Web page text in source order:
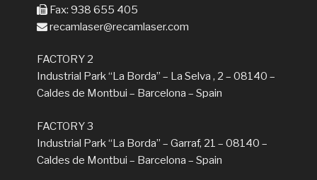
Fax: 938 655 405
recamlaser@recamlaser.com
FACTORY 2
Industrial Park “La Borda” – La Selva , 2 – 08140 –
Caldes de Montbui – Barcelona – Spain
FACTORY 3
Industrial Park “La Borda” – Garraf, 21 – 08140 –
Caldes de Montbui – Barcelona – Spain